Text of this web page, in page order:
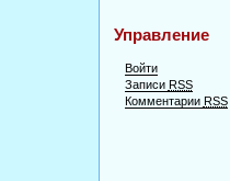
Управление
Войти
Записи RSS
Комментарии RSS